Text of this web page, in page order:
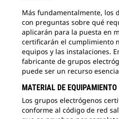
Más fundamentalmente, los
con preguntas sobre qué
aplicarán para la puesta en
certificarán el cumplimiento
equipos y las instalaciones.
fabricante de grupos
puede ser un recurso
MATERIAL DE EQUIPAMIENTO
Los grupos electrógenos
conforme al código de red